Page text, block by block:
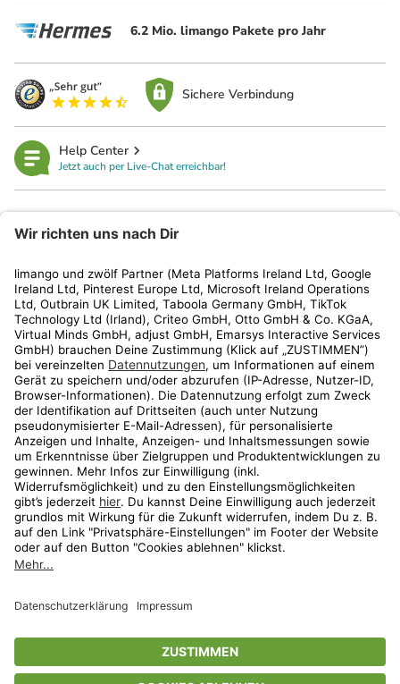
6.2 Mio. limango Pakete pro Jahr
Sichere Verbindung
Help Center
Jetzt auch per Live-Chat erreichbar!
Kundenservice
Shop
Aktionen
Travel
* Streichpreise entsprechen der unverbindlichen Preisempfehlung des